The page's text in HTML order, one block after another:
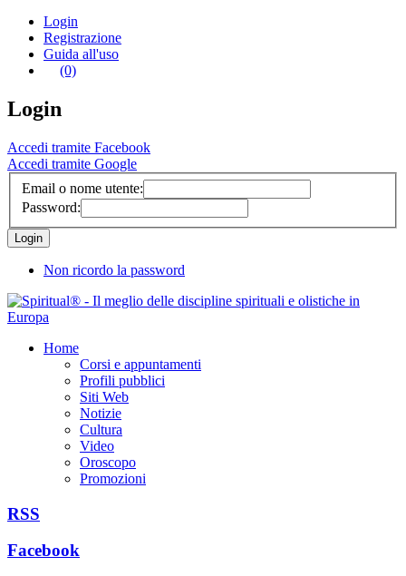
Login
Registrazione
Guida all'uso
(0)
Login
Accedi tramite Facebook
Accedi tramite Google
Email o nome utente:
Password:
Non ricordo la password
Home
Corsi e appuntamenti
Profili pubblici
Siti Web
Notizie
Cultura
Video
Oroscopo
Promozioni
RSS
Facebook